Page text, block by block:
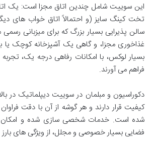
این سوییت شامل چندین اتاق مجزا است: یک
تخت کینگ سایز (و احتمالاً اتاق خواب های
سالن پذیرایی بسیار بزرگ که برای میزبانی
غذاخوری مجزا، و گاهی یک آشپزخانه کوچک یا
بسیار لوکس، با امکانات رفاهی درجه یک،
فراهم می آورند.
دکوراسیون و مبلمان در سوییت دیپلماتیک در
کیفیت قرار دارند و هر گوشه از آن با دقت
شده است. خدمات شخصی سازی شده و امکان
فضایی بسیار خصوصی و مجلل، از ویژگی های